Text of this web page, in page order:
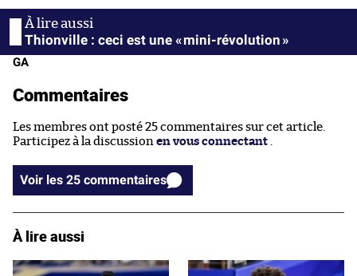
Thionville : ceci est une « mini-révolution »
GA
Commentaires
Les membres ont posté 25 commentaires sur cet article.
Participez à la discussion en vous connectant .
Voir les 25 commentaires
À lire aussi